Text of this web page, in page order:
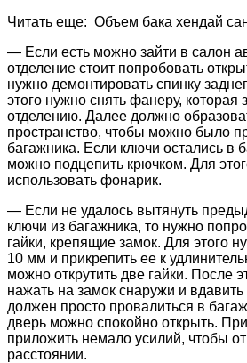
Читать еще: Объем бака хендай
— Если есть можно зайти в салон
отделение стоит попробовать
нужно демонтировать спинку
этого нужно снять фанеру, которая
отделению. Далее должно
пространство, чтобы можно было
багажника. Если ключи остались в
можно подцепить крючком. Для
использовать фонарик.
— Если не удалось вытянуть
ключи из багажника, то нужно
гайки, крепящие замок. Для этого
10 мм и прикрепить ее к
можно открутить две гайки. После
нажать на замок снаружи и вдавить
должен просто провалиться в
дверь можно спокойно открыть.
приложить немало усилий, чтобы
расстоянии.